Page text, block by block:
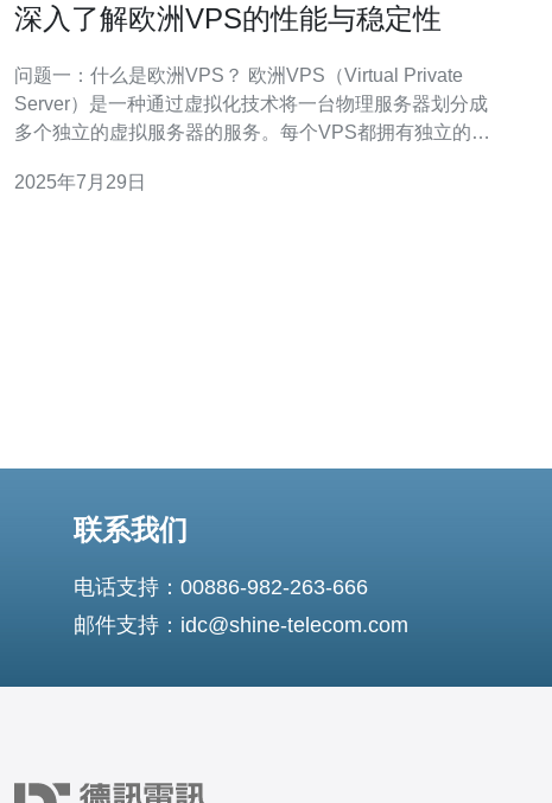
深入了解欧洲VPS的性能与稳定性
问题一：什么是欧洲VPS？ 欧洲VPS（Virtual Private
Server）是一种通过虚拟化技术将一台物理服务器划分成
多个独立的虚拟服务器的服务。每个VPS都拥有独立的操
设置。与共享主机相比，VPS提供了更高的性能和更好的
2025年7月29日
联系我们
电话支持：00886-982-263-666
邮件支持：idc@shine-telecom.com